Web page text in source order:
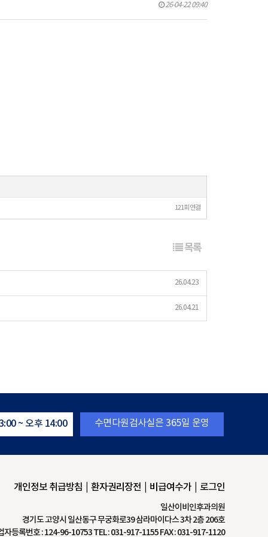
26-04-22 09:40
121회 연결
목록
26.04.23
26.04.21
~ 오후 14:00 수면다원검사실은 365일 운영
개인정보 취급방침 환자권리장전 비급여수가 로그인
일산이비인후과의원
경기도 고양시 일산동구 무궁화로39 삼라마이다스 3차 2층 206호
자등록번호 : 124-96-10753 TEL : 031-917-1155 FAX : 031-917-1120